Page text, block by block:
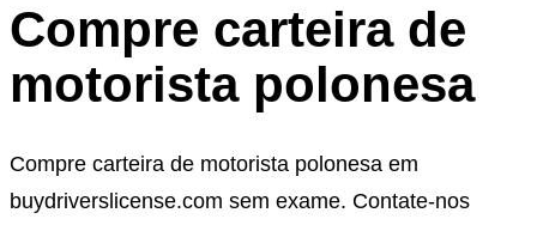
Compre carteira de
motorista polonesa
Compre carteira de motorista polonesa em
buydriverslicense.com sem exame. Contate-nos